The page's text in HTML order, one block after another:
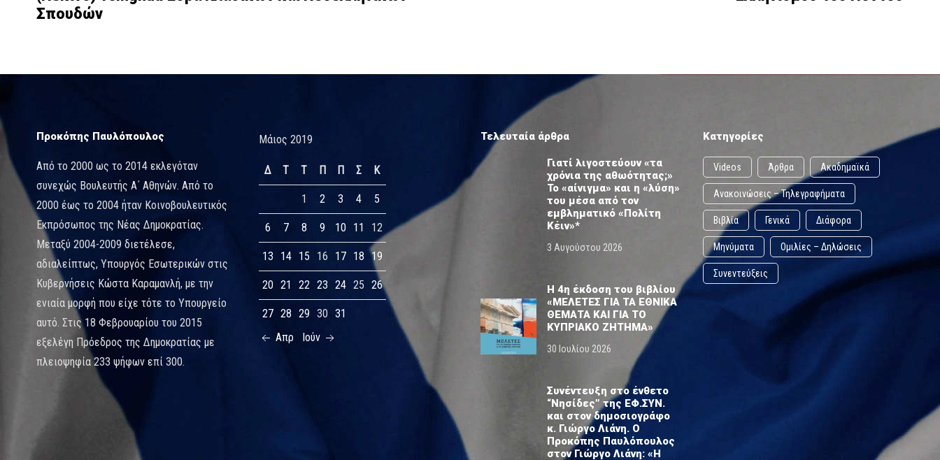
Σπουδών
Προκόπης Παυλόπουλος
Από το 2000 ως το 2014 εκλεγόταν
συνεχώς Βουλευτής Α΄ Αθηνών. Από το
2000 έως το 2004 ήταν Κοινοβουλευτικός
Εκπρόσωπος της Νέας Δημοκρατίας.
Μεταξύ 2004-2009 διετέλεσε,
αδιαλείπτως, Υπουργός Εσωτερικών στις
Κυβερνήσεις Κώστα Καραμανλή, με την
ενιαία μορφή που είχε τότε το Υπουργείο
αυτό. Στις 18 Φεβρουαρίου του 2015
εξελέγη Πρόεδρος της Δημοκρατίας με
πλειοψηφία 233 ψήφων επί 300.
Μάιος 2019
Δ Τ Τ Π Π Σ Κ
1 2 3 4 5
6 7 8 9 10 11 12
13 14 15 16 17 18 19
20 21 22 23 24 25 26
27 28 29 30 31
Απρ
Ιούν
Τελευταία άρθρα
Γιατί λιγοστεύουν «τα
χρόνια της αθωότητας;»
Το «αίνιγμα» και η «λύση»
του μέσα από τον
εμβληματικό «Πολίτη
Κέιν»*
3 Αυγούστου 2026
Η 4η έκδοση του βιβλίου
«ΜΕΛΕΤΕΣ ΓΙΑ ΤΑ ΕΘΝΙΚΑ
ΘΕΜΑΤΑ ΚΑΙ ΓΙΑ ΤΟ
ΚΥΠΡΙΑΚΟ ΖΗΤΗΜΑ»
30 Ιουλίου 2026
Συνέντευξη στο ένθετο
“Νησίδες” της ΕΦ.ΣΥΝ.
και στον δημοσιογράφο
κ. Γιώργο Λιάνη. Ο
Προκόπης Παυλόπουλος
στον Γιώργο Λιάνη: «Η
Κατηγορίες
Videos Άρθρα Ακαδημαϊκά
Ανακοινώσεις – Τηλεγραφήματα
Βιβλία Γενικά Διάφορα
Μηνύματα Ομιλίες – Δηλώσεις
Συνεντεύξεις